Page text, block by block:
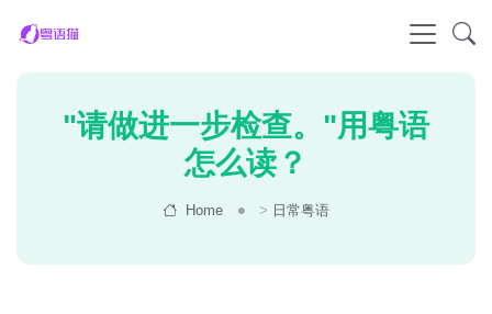
"请做进一步检查。"用粤语
怎么读？
Home > 日常粤语